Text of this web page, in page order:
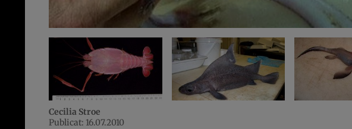
Cecilia Stroe
Publicat: 16.07.2010